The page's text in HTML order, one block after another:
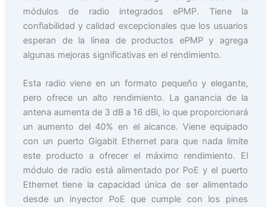
módulos de radio integrados ePMP. Tiene la
confiabilidad y calidad excepcionales que los usuarios
esperan de la línea de productos ePMP y agrega
algunas mejoras significativas en el rendimiento.
Esta radio viene en un formato pequeño y elegante,
pero ofrece un alto rendimiento. La ganancia de la
antena aumenta de 3 dB a 16 dBi, lo que proporcionará
un aumento del 40% en el alcance. Viene equipado
con un puerto Gigabit Ethernet para que nada limite
este producto a ofrecer el máximo rendimiento. El
módulo de radio está alimentado por PoE y el puerto
Ethernet tiene la capacidad única de ser alimentado
desde un inyector PoE que cumple con los pines